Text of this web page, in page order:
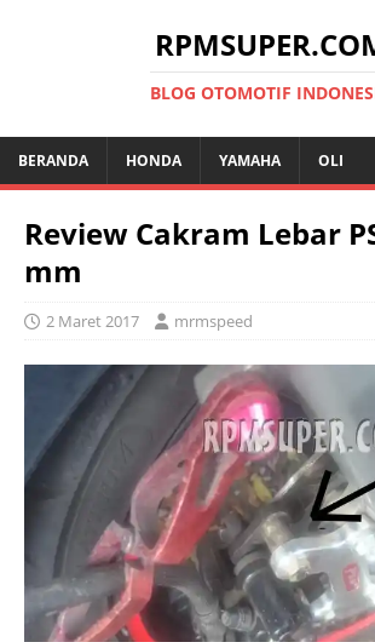
BLOG OTOMOTIF
BERANDA HONDA YAMAHA OLI
Review Cakram Lebar
mm
2 Maret 2017 mrmspeed